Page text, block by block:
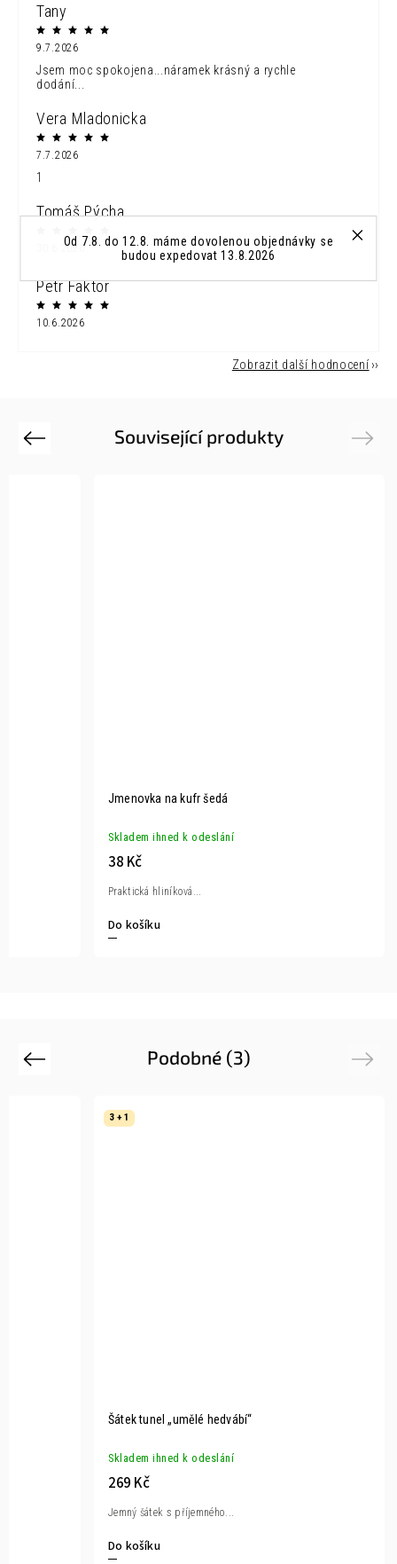
Od 7.8. do 12.8. máme dovolenou objednávky se
budou expedovat 13.8.2026
Tany
9.7.2026
Jsem moc spokojena...náramek krásný a rychle
dodání...
Vera Mladonicka
7.7.2026
1
Tomáš Pýcha
30.6.2026
Petr Faktor
10.6.2026
Zobrazit další hodnocení
Související produkty
Previous
Jmenovka na kufr šedá
Skladem ihned k odeslání
38 Kč
Do košíku
Praktická hliníková...
Next
Podobné (3)
Previous
3 + 1
Šátek tunel „umělé hedvábí“
Skladem ihned k odeslání
269 Kč
Do košíku
Jemný šátek s příjemného...
Next